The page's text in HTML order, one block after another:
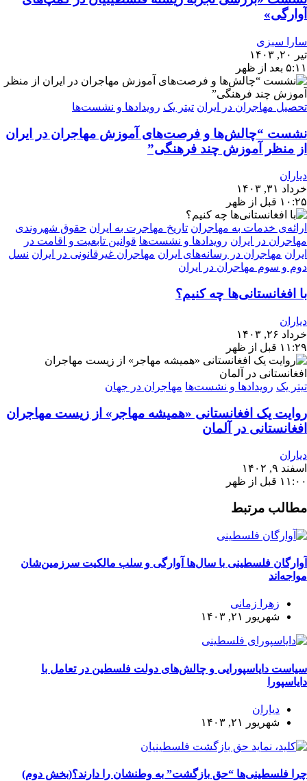
آوارگی»
سارا سبزی
تیر ۲۰, ۱۴۰۳
۵:۱۱ بعد از ظهر
تحصیل مهاجران در ایران تیتر یک رویدادها و نشست‌ها
نشست “چالش‌ها و فرصت‌های آموزش مهاجران در ایران
از منظر آموزش چند فرهنگی”
دیاران
خرداد ۳۱, ۱۴۰۳
۱۰:۲۵ قبل از ظهر
ارائه‌ی خدمات به مهاجران تاریخ مهاجرت به ایران حقوق شهروندی
مهاجران در ایران رویدادها و نشست‌ها قوانین تابعیت و اقامت در
ایران مهاجران در رسانه‌های ایران مهاجران غیرقانونی در ایران نسل
دوم و سوم مهاجران در ایران
با افغانستانی‌ها چه کنیم؟
دیاران
خرداد ۲۶, ۱۴۰۳
۱۱:۲۹ قبل از ظهر
تیتر یک رویدادها و نشست‌ها مهاجران در جهان
روایت یک افغانستانی «همیشه مهاجر» از زیست مهاجران
افغانستانی در آلمان
دیاران
اسفند ۹, ۱۴۰۲
۱۱:۰۰ قبل از ظهر
مطالب مرتبط
آوارگان فلسطینی با سال‌ها آوارگی و سلب مالكيت سرزمين‌شان
مواجه‌اند
زهرا زمانی
شهریور ۲۱, ۱۴۰۳
سیاست دایاسپورایی و چالش‌های دولت فلسطین در تعامل با
دایاسپورا
دیاران
شهریور ۲۱, ۱۴۰۳
چرا فلسطینی‌ها “حق بازگشت” به وطنشان‌ را دارند؟(بخش دوم)